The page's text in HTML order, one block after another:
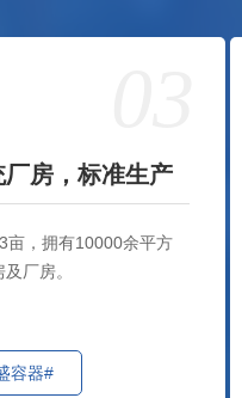
厂房，标准生产
亩，拥有10000余平方
厂房。
容器#